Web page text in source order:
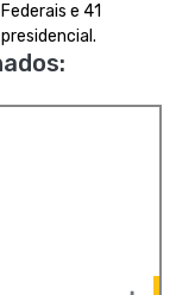
e 41